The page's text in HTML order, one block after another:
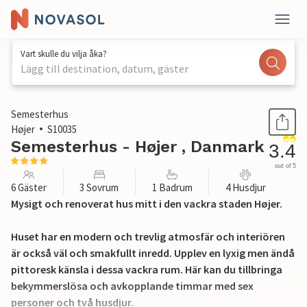
Vart skulle du vilja åka?
Lägg till destination, datum, gäster
1 / 19
Semesterhus
Højer
S10035
Semesterhus - Højer , Danmark 3.4
out of 5
6 Gäster 3 Sovrum 1 Badrum 4 Husdjur
Mysigt och renoverat hus mitt i den vackra staden Højer.
Huset har en modern och trevlig atmosfär och interiören
är också väl och smakfullt inredd. Upplev en lyxig men ändå
pittoresk känsla i dessa vackra rum. Här kan du tillbringa
bekymmerslösa och avkopplande timmar med sex
personer och två husdjur.